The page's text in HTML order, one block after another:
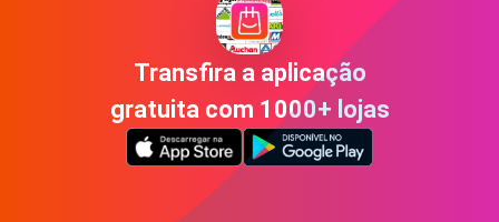
Transfira a aplicação
gratuita com 1000+ lojas